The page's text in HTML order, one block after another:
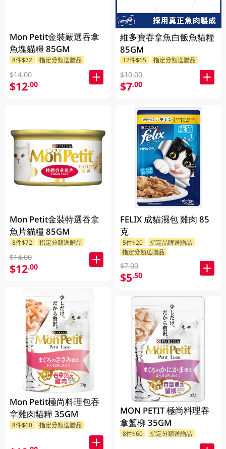
Mon Petit金裝嚴選吞拿
魚塊貓糧 85GM
8件$72 指定分類送贈品
$14.00
$12.00
Mon Petit金裝特選吞拿
魚片貓糧 85GM
8件$72 指定分類送贈品
$14.00
$12.00
Mon Petit極尚料理包吞
拿雞肉貓糧 35GM
8件$60 指定分類送贈品
維多寶吞拿魚白飯魚貓糧
85GM
12件$65 指定分類送贈品
$10.00
$7.00
FELIX 成貓濕包 雞肉 85
克
5件$20
指定品牌送贈品
指定分類送贈品
$7.00
$5.50
MON PETIT 極尚料理吞
拿蟹柳 35GM
8件$60 指定分類送贈品